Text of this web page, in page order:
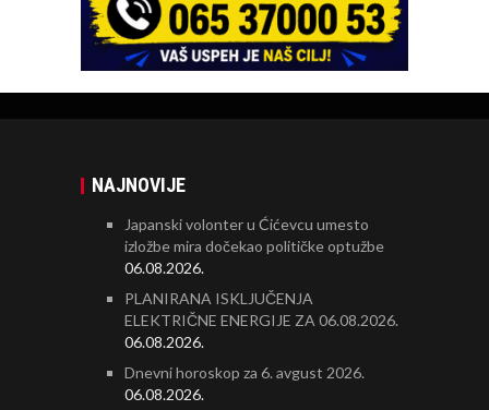
NAJNOVIJE
Japanski volonter u Ćićevcu umesto
izložbe mira dočekao političke optužbe
06.08.2026.
PLANIRANA ISKLJUČENJA
ELEKTRIČNE ENERGIJE ZA 06.08.2026.
06.08.2026.
Dnevni horoskop za 6. avgust 2026.
06.08.2026.